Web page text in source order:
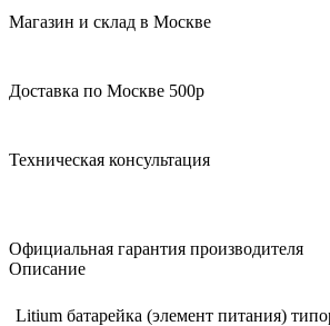
Магазин и склад в Москве
Доставка по Москве 500р
Техническая консультация
Официальная гарантия производителя
Описание
Litium батарейка (элемент питания)